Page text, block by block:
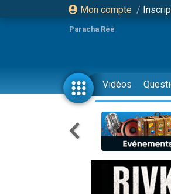
Mon compte /
Paracha Réé
Vidéos